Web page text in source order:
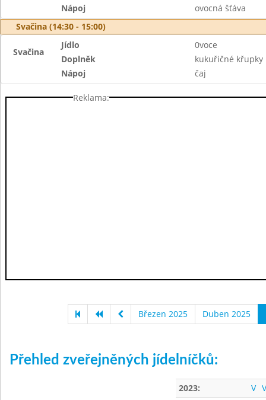
Nápoj
ovocná šťáva
Svačina (14:30 - 15:00)
Svačina
Jídlo
0voce
Doplněk
kukuřičné křupky
Nápoj
čaj
Reklama:
Březen 2025 Duben 2025
Přehled zveřejněných jídelníčků:
2023: V